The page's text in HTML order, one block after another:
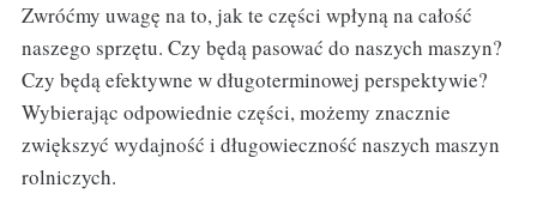
Zwróćmy uwagę na to, jak te części wpłyną na całość
naszego sprzętu. Czy będą pasować do naszych maszyn?
Czy będą efektywne w długoterminowej perspektywie?
Wybierając odpowiednie części, możemy znacznie
zwiększyć wydajność i długowieczność naszych maszyn
rolniczych.